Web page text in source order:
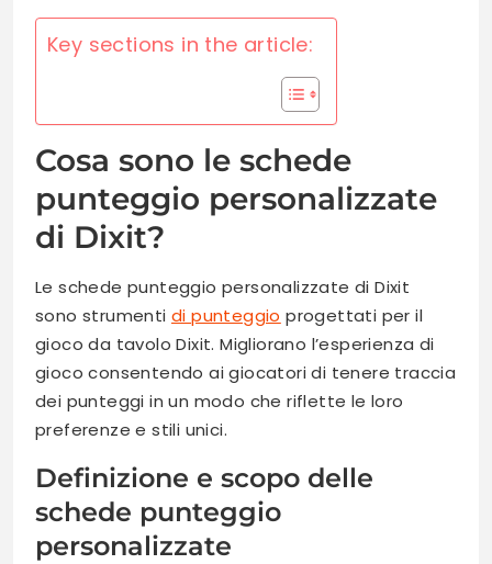
Key sections in the article:
Cosa sono le schede
punteggio personalizzate
di Dixit?
Le schede punteggio personalizzate di Dixit
sono strumentidi punteggio progettati per il
gioco da tavolo Dixit. Migliorano l’esperienza di
gioco consentendo ai giocatori di tenere traccia
dei punteggi in un modo che riflette le loro
preferenze e stili unici.
Definizione e scopo delle
schede punteggio
personalizzate